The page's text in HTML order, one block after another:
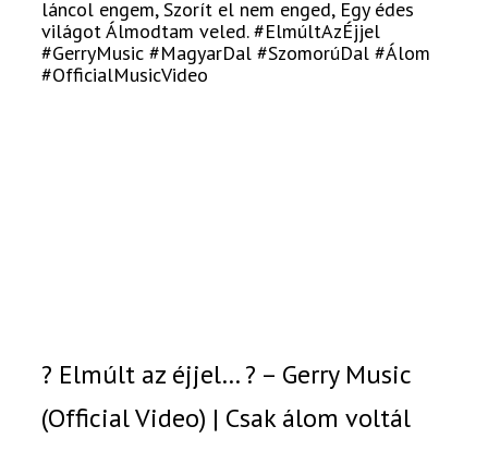
láncol engem, Szorít el nem enged, Egy édes
világot Álmodtam veled. #ElmúltAzÉjjel
#GerryMusic #MagyarDal #SzomorúDal #Álom
#OfficialMusicVideo
? Elmúlt az éjjel… ? – Gerry Music
(Official Video) | Csak álom voltál